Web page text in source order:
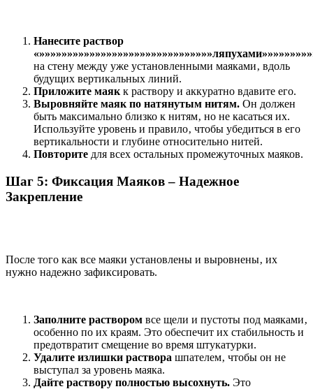
Нанесите раствор
на стену между уже установленными маяками‚ вдоль
будущих вертикальных линий.
Приложите маяк к раствору и аккуратно вдавите его.
Выровняйте маяк по натянутым нитям. Он должен
быть максимально близко к нитям‚ но не касаться их.
Используйте уровень и правило‚ чтобы убедиться в его
вертикальности и глубине относительно нитей.
Повторите для всех остальных промежуточных маяков.
Шаг 5: Фиксация Маяков – Надежное
Закрепление
После того как все маяки установлены и выровнены‚ их
нужно надежно зафиксировать.
Заполните раствором все щели и пустоты под маяками‚
особенно по их краям. Это обеспечит их стабильность и
предотвратит смещение во время штукатурки.
Удалите излишки раствора шпателем‚ чтобы он не
выступал за уровень маяка.
Дайте раствору полностью высохнуть. Это